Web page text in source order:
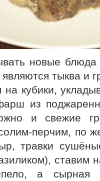
новые блюда
тыква и
на кубики,
из
и свежие
перчим, по
травки
ставим
а сырная